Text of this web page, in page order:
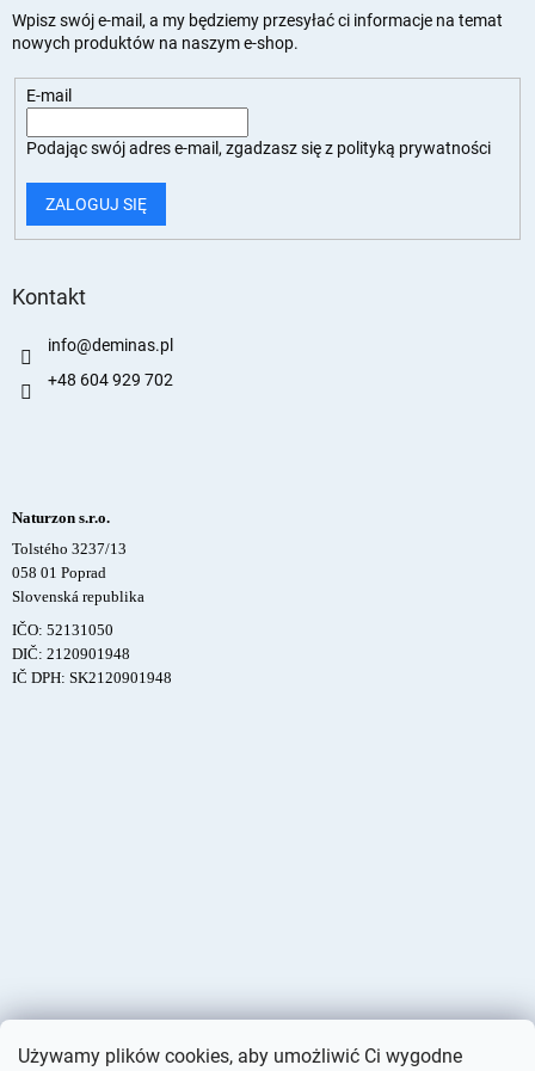
Używamy plików cookies, aby umożliwić Ci wygodne
Wpisz swój e-mail, a my będziemy przesyłać ci informacje na temat
nowych produktów na naszym e-shop.
E-mail
Podając swój adres e-mail, zgadzasz się z polityką prywatności
ZALOGUJ SIĘ
Kontakt
info@deminas.pl
+48 604 929 702
Naturzon s.r.o.
Tolstého 3237/13
058 01 Poprad
Slovenská republika
IČO: 52131050
DIČ: 2120901948
IČ DPH: SK2120901948